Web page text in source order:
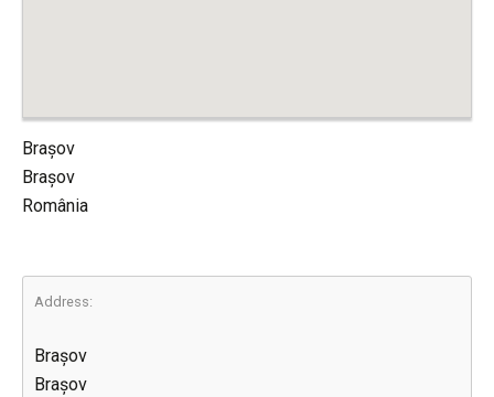
Brașov
Brașov
România
Address:
Brașov
Brașov